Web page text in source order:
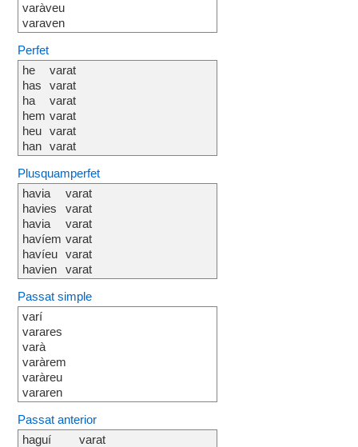
varàveu
varaven
Perfet
he
has
ha
hem
heu
han
varat
varat
varat
varat
varat
varat
Plusquamperfet
havia
havies
havia
havíem
havíeu
havien
varat
varat
varat
varat
varat
varat
Passat simple
varí
varares
varà
varàrem
varàreu
vararen
Passat anterior
haguí
varat